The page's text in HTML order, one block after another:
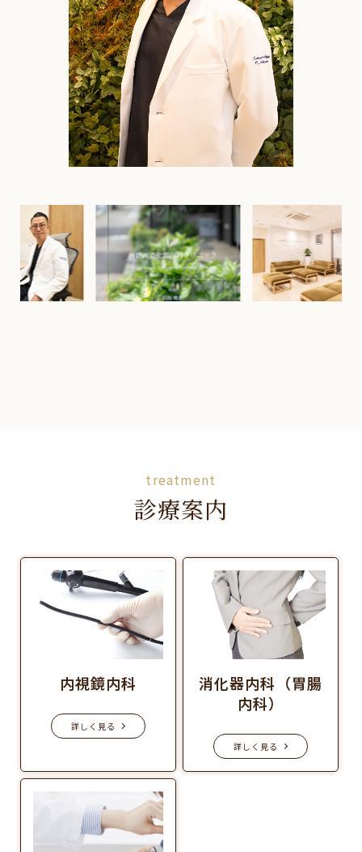
treatment
診療案内
内視鏡内科
詳しく見る
消化器内科（胃腸
内科）
詳しく見る